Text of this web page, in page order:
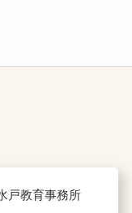
戸教育事務所